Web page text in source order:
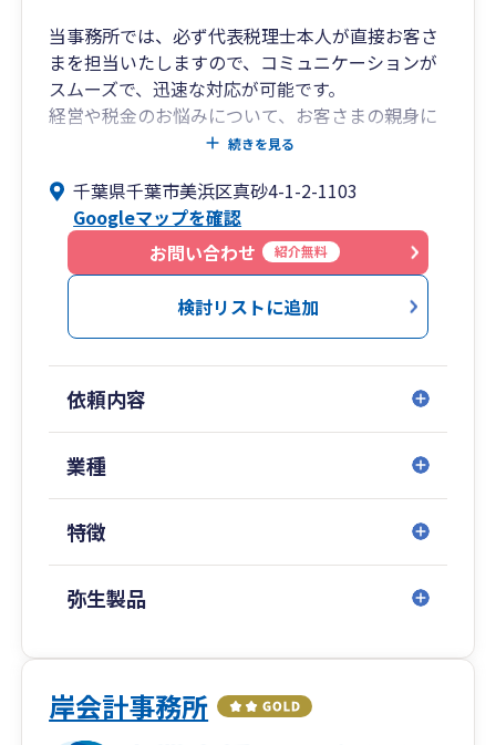
当事務所では、必ず代表税理士本人が直接お客さ
まを担当いたしますので、コミュニケーションが
スムーズで、迅速な対応が可能です。
経営や税金のお悩みについて、お客さまの親身に
なってわかりやすい言葉で丁寧にアドバイスさせ
代表税理士は、国税局や税務署にて長年にわたり
法人の税務調査に携わってきたいわゆる国税OB税
税務調査のことを熟知していますので、いつ来る
か分からない税務調査に対しても事前に万全の対
策をしておくことが可能ですし、税務当局に対す
「会社を設立したが、経理や税務のことがよくわ
からない」「顧問税理士を探しているが、初めて
税理士を変えたいと思っている」という方は、ぜ
ひお気軽にご相談ください。
続きを見る
千葉県千葉市美浜区真砂4-1-2-1103
Googleマップを確認
お問い合わせ
紹介無料
検討リストに追加
依頼内容
業種
特徴
弥生製品
岸会計事務所